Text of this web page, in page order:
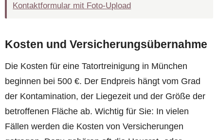
Kontaktformular mit Foto-Upload
Kosten und Versicherungsübernahme
Die Kosten für eine Tatortreinigung in München
beginnen bei 500 €. Der Endpreis hängt vom Grad
der Kontamination, der Liegezeit und der Größe der
betroffenen Fläche ab. Wichtig für Sie: In vielen
Fällen werden die Kosten von Versicherungen